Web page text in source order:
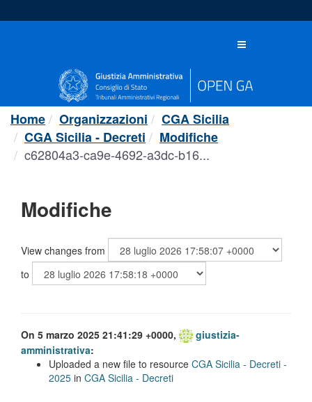
al
Toggle
Home Organizzazioni
CGA Sicilia
CGA Sicilia - Decreti
Modifiche
c62804a3-ca9e-4692-a3dc-b16...
Modifiche
View changes from
to
On 5 marzo 2025 21:41:29 +0000,
giustizia-
amministrativa:
Uploaded a new file to resource CGA Sicilia - Decreti -
2025 in CGA Sicilia - Decreti